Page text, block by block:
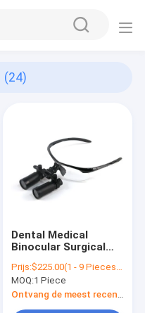
(24)
Dental Medical
Binocular Surgical
Dental Medical
Surgical Loupes
Prijs:$225.00(1 - 9 Pieces) $178.00(10 - 99 Pieces) $122.80(>=100 Pieces)
MOQ:1 Piece